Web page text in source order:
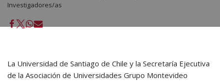
Investigadores/as
La Universidad de Santiago de Chile y la Secretaría Ejecutiva
de la Asociación de Universidades Grupo Montevideo